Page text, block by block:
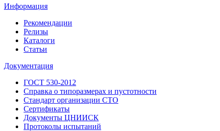
Информация
Рекомендации
Релизы
Каталоги
Статьи
Документация
ГОСТ 530-2012
Справка о типоразмерах и пустотности
Стандарт организации СТО
Сертификаты
Документы ЦНИИСК
Протоколы испытаний